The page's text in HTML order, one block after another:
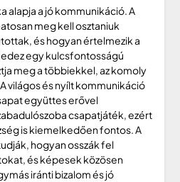
alapja a jó kommunikáció. A
meg kell osztaniuk
és hogyan értelmezik a
egy kulcsfontosságú
meg a többiekkel, az komoly
világos és nyílt kommunikáció
együttes erővel
csapatjáték, ezért
is kiemelkedően fontos. A
hogyan osszák fel
és képesek közösen
iránti bizalom és jó